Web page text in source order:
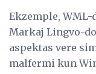
Ekzemple, WML-
Markaj Lingvo-
aspektas vere
malfermi kun